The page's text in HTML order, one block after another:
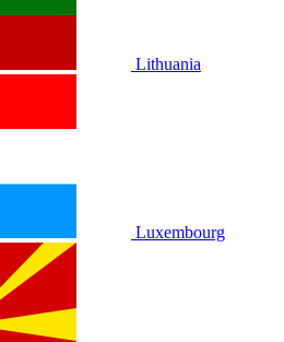
Lithuania
Luxembourg